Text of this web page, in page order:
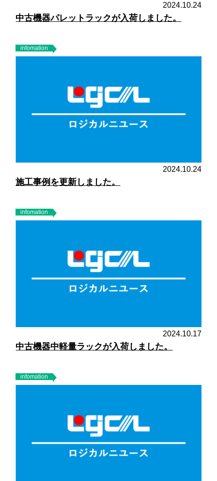
2024.10.24
中古機器パレットラックが入荷しました。
infomation
2024.10.24
施工事例を更新しました。
infomation
2024.10.17
中古機器中軽量ラックが入荷しました。
infomation